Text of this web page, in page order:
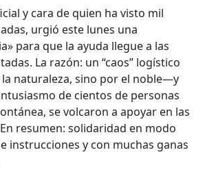
y cara de quien ha visto mil
urgió este lunes una
para que la ayuda llegue a las
La razón: un “caos” logístico
naturaleza, sino por el noble—y
de cientos de personas
se volcaron a apoyar en las
resumen: solidaridad en modo
instrucciones y con muchas ganas